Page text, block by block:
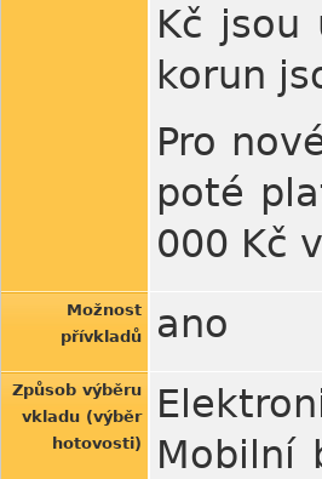
Kč jsou
korun
Pro
poté
000 Kč
Možnost
přívkladů
ano
Způsob výběru
vkladu (výběr
hotovosti)
Mobilní